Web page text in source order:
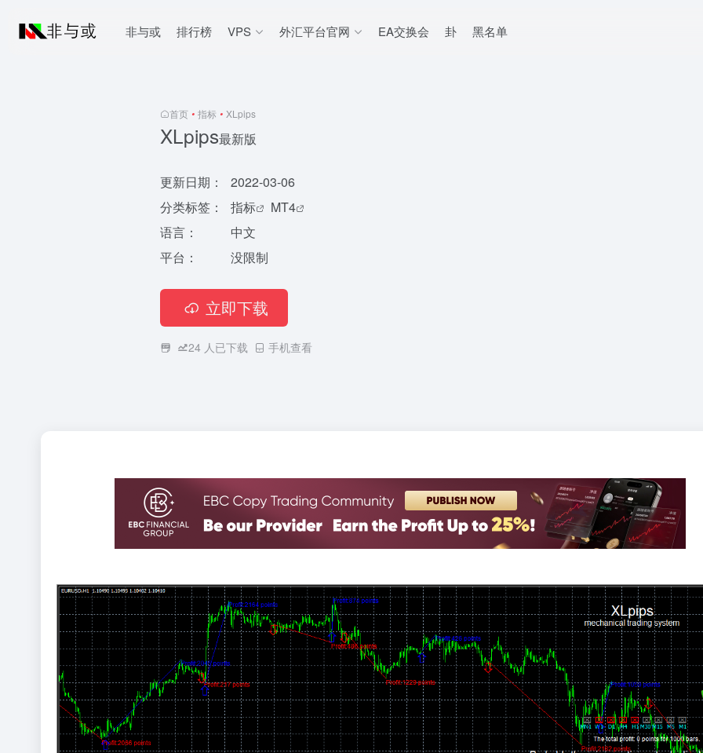
非与或 排行榜 VPS 外汇平台官网 EA交换会 卦 黑名单
首页 • 指标 • XLpips
XLpips最新版
更新日期：
2022-03-06
分类标签：
指标
MT4
语言：
中文
平台：
没限制
立即下载
24 人已下载 手机查看